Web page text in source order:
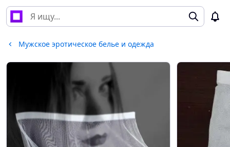
Мужское эротическое белье и одежда